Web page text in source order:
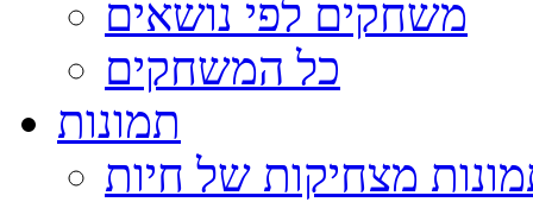
משחקים לפי נושאים
כל המשחקים
תמונות
מצחיקות של חיות